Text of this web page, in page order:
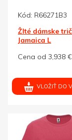
Kód: R66271B3
Žlté dámske
Jamaica L
Cena od 3,938 €
VLOŽIŤ DO